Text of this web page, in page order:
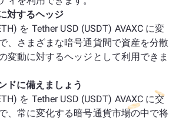
対するヘッジ
を Tether USD (USDT) AVAXC に変
、さまざまな暗号通貨間で資産を分散
変動に対するヘッジとして利用できま
ドに備えましょう
を Tether USD (USDT) AVAXC に交
、常に変化する暗号通貨市場の中で将